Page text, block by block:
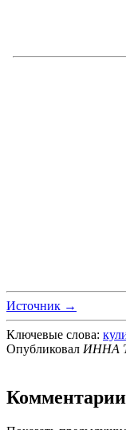
Источник →
Ключевые слова:
Опубликовал ИННА
Комментарии